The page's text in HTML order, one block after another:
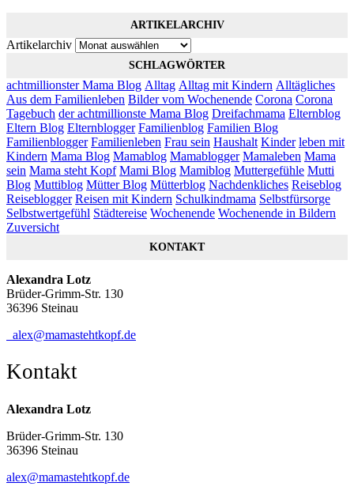
ARTIKELARCHIV
Artikelarchiv
SCHLAGWÖRTER
achtmillionster Mama Blog Alltag Alltag mit Kindern Alltägliches
Aus dem Familienleben Bilder vom Wochenende Corona Corona
Tagebuch der achtmillionste Mama Blog Dreifachmama Elternblog
Eltern Blog Elternblogger Familienblog Familien Blog
Familienblogger Familienleben Frau sein Haushalt Kinder leben mit
Kindern Mama Blog Mamablog Mamablogger Mamaleben Mama
sein Mama steht Kopf Mami Blog Mamiblog Muttergefühle Mutti
Blog Muttiblog Mütter Blog Mütterblog Nachdenkliches Reiseblog
Reiseblogger Reisen mit Kindern Schulkindmama Selbstfürsorge
Selbstwertgefühl Städtereise Wochenende Wochenende in Bildern
Zuversicht
KONTAKT
Alexandra Lotz
Brüder-Grimm-Str. 130
36396 Steinau
alex@mamastehtkopf.de
Kontakt
Alexandra Lotz
Brüder-Grimm-Str. 130
36396 Steinau
alex@mamastehtkopf.de